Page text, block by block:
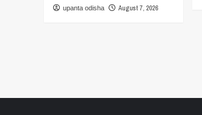
upanta odisha August 7, 2026